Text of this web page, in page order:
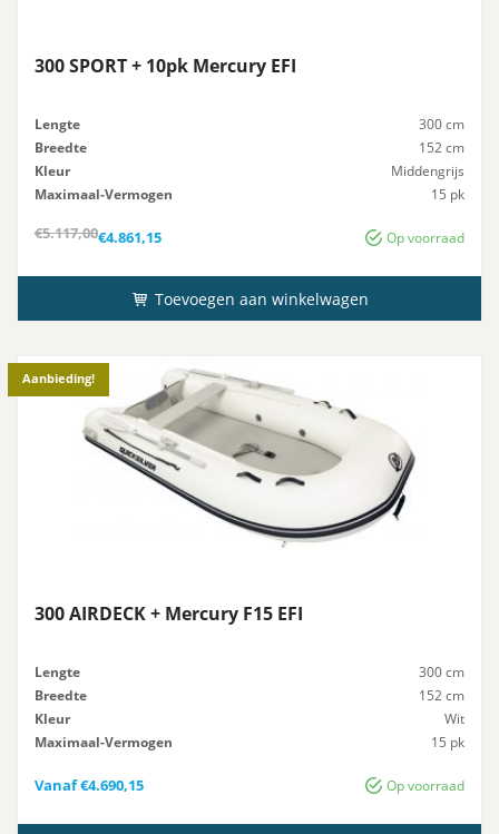
300 SPORT + 10pk Mercury EFI
Lengte
300 cm
Breedte
152 cm
Kleur
Middengrijs
Maximaal-Vermogen
15 pk
Op voorraad
€5.117,00Oorspronkelijke
prijs
€5.117,00.
€4.861,15Huidige
prijs
€4.861,15.
Toevoegen aan winkelwagen
Aanbieding!
300 AIRDECK + Mercury F15 EFI
Lengte
300 cm
Breedte
152 cm
Kleur
Wit
Maximaal-Vermogen
15 pk
Op voorraad
Vanaf€4.690,15